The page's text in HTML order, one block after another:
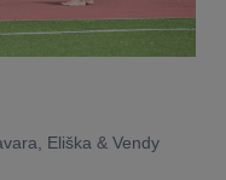
Eliška & Vendy